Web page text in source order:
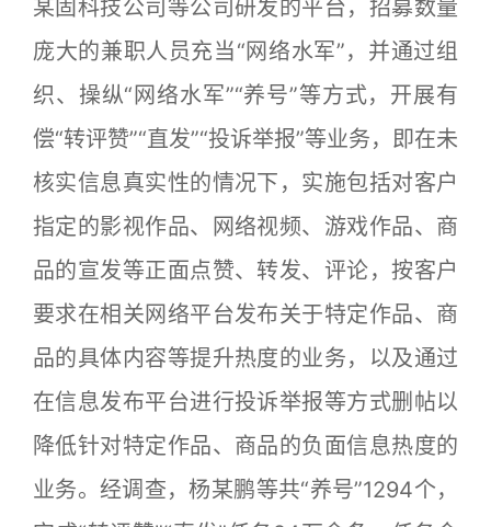
某固科技公司等公司研发的平台，招募数量
庞大的兼职人员充当“网络水军”，并通过组
织、操纵“网络水军”“养号”等方式，开展有
偿“转评赞”“直发”“投诉举报”等业务，即在未
核实信息真实性的情况下，实施包括对客户
指定的影视作品、网络视频、游戏作品、商
品的宣发等正面点赞、转发、评论，按客户
要求在相关网络平台发布关于特定作品、商
品的具体内容等提升热度的业务，以及通过
在信息发布平台进行投诉举报等方式删帖以
降低针对特定作品、商品的负面信息热度的
业务。经调查，杨某鹏等共“养号”1294个，